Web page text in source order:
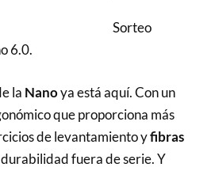
Sorteo
6.0.
la Nanoya está aquí. Con un
que proporciona más
de levantamiento yfibras
fuera de serie. Y